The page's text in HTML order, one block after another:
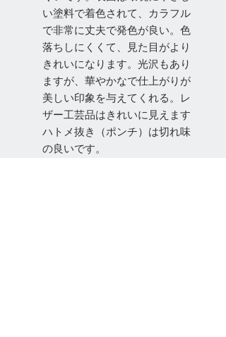
い塗料で着色されて、カラフル
で非常に丈夫で発色が良い。色
落ちしにくくて、見た目がより
きれいになります。光沢もあり
ますが、華やかなで仕上がりが
美しい印象を与えてくれる。レ
ザー工芸品はきれいに見えます
ハトメ抜き（ポンチ）は切れ味
の良いです。